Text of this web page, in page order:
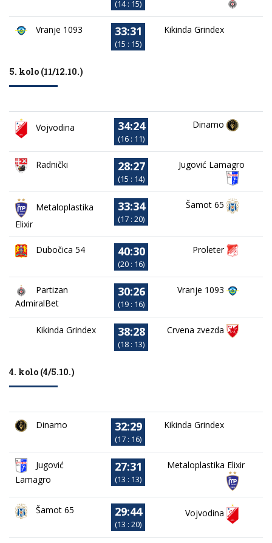
(14 : 15)
Vranje 1093 33:31
(15 : 15)
Kikinda Grindex
5. kolo (11/12.10.)
Vojvodina 34:24
(16 : 11)
Dinamo
Radnički 28:27
(15 : 14)
Jugović Lamagro
Metaloplastika
Elixir
33:34
(17 : 20)
Šamot 65
Dubočica 54 40:30
(20 : 16)
Proleter
Partizan
AdmiralBet
30:26
(19 : 16)
Vranje 1093
Kikinda Grindex 38:28
(18 : 13)
Crvena zvezda
4. kolo (4/5.10.)
Dinamo 32:29
(17 : 16)
Kikinda Grindex
Jugović
Lamagro
27:31
(13 : 13)
Metaloplastika Elixir
Šamot 65 29:44
(13 : 20)
Vojvodina